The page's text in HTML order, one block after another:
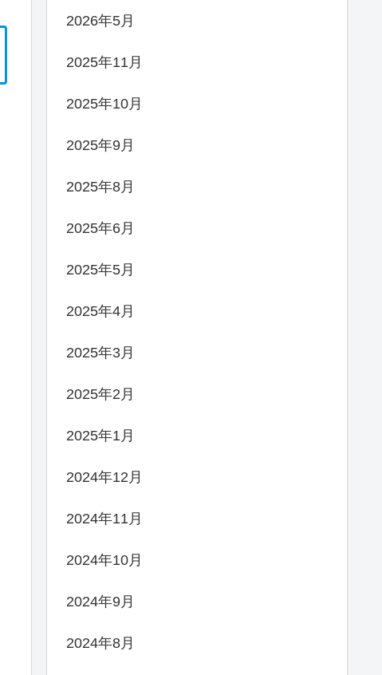
2026年5月
2025年11月
2025年10月
2025年9月
2025年8月
2025年6月
2025年5月
2025年4月
2025年3月
2025年2月
2025年1月
2024年12月
2024年11月
2024年10月
2024年9月
2024年8月